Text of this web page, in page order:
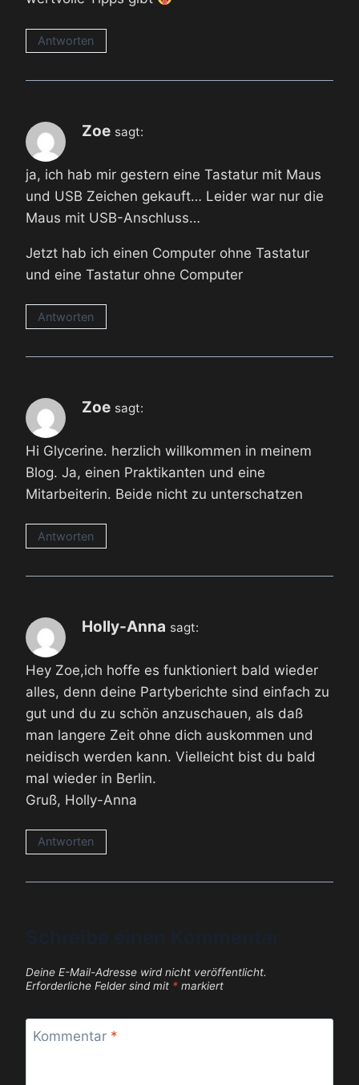
Antworten
Zoe sagt:
ja, ich hab mir gestern eine Tastatur mit Maus
und USB Zeichen gekauft… Leider war nur die
Maus mit USB-Anschluss…
Jetzt hab ich einen Computer ohne Tastatur
und eine Tastatur ohne Computer
Antworten
Zoe sagt:
Hi Glycerine. herzlich willkommen in meinem
Blog. Ja, einen Praktikanten und eine
Mitarbeiterin. Beide nicht zu unterschatzen
Antworten
Holly-Anna sagt:
Hey Zoe,ich hoffe es funktioniert bald wieder
alles, denn deine Partyberichte sind einfach zu
gut und du zu schön anzuschauen, als daß
man langere Zeit ohne dich auskommen und
neidisch werden kann. Vielleicht bist du bald
mal wieder in Berlin.
Gruß, Holly-Anna
Antworten
Deine E-Mail-Adresse wird nicht veröffentlicht.
Erforderliche Felder sind mit * markiert
Kommentar *